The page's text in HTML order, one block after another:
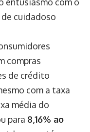
de cuidadoso
compras
de crédito
com a taxa
média do
para 8,16% ao